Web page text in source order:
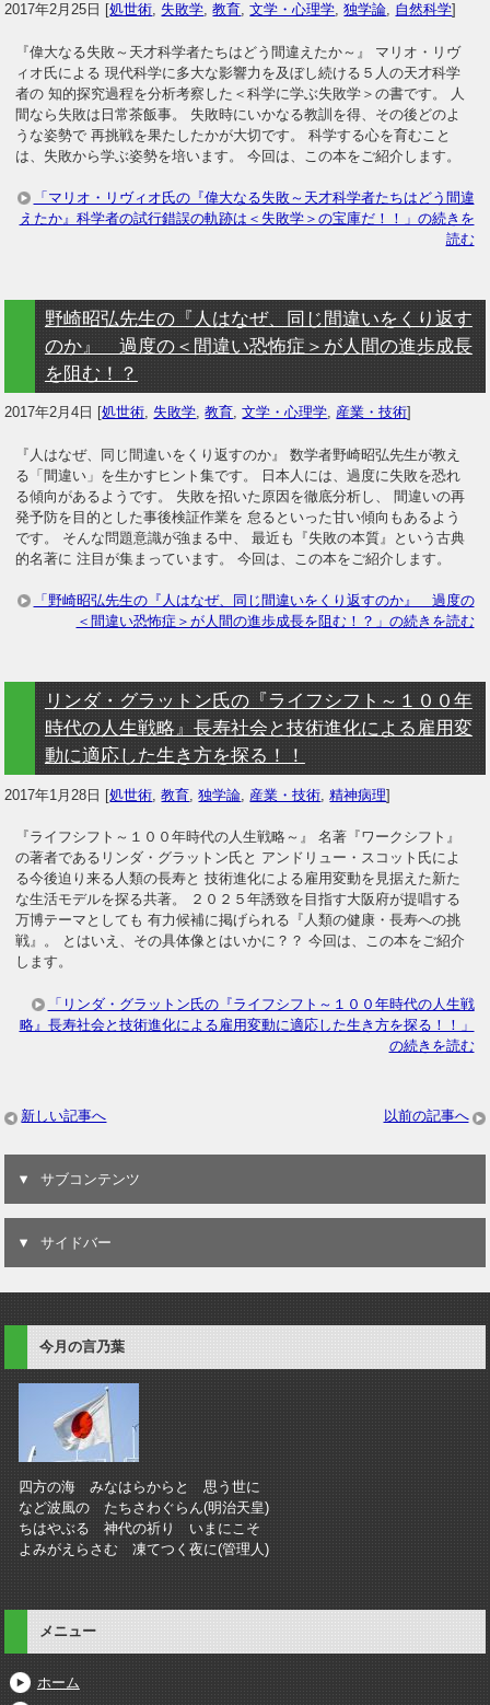
2017年2月25日 [処世術, 失敗学,教育,文学・心理学,独学論, 自然科学]
『偉大なる失敗～天才科学者たちはどう間違えたか～』 マリオ・リヴ
ィオ氏による 現代科学に多大な影響力を及ぼし続ける５人の天才科学
者の 知的探究過程を分析考察した＜科学に学ぶ失敗学＞の書です。 人
間なら失敗は日常茶飯事。 失敗時にいかなる教訓を得、その後どのよ
うな姿勢で 再挑戦を果たしたかが大切です。 科学する心を育むこと
は、失敗から学ぶ姿勢を培います。 今回は、この本をご紹介します。
「マリオ・リヴィオ氏の『偉大なる失敗～天才科学者たちはどう間違
えたか』科学者の試行錯誤の軌跡は＜失敗学＞の宝庫だ！！」の続きを
読む
野崎昭弘先生の『人はなぜ、同じ間違いをくり返す
のか』 過度の＜間違い恐怖症＞が人間の進歩成長
を阻む！？
2017年2月4日 [処世術, 失敗学,教育,文学・心理学, 産業・技術]
『人はなぜ、同じ間違いをくり返すのか』 数学者野崎昭弘先生が教え
る「間違い」を生かすヒント集です。 日本人には、過度に失敗を恐れ
る傾向があるようです。 失敗を招いた原因を徹底分析し、 間違いの再
発予防を目的とした事後検証作業を 怠るといった甘い傾向もあるよう
です。 そんな問題意識が強まる中、 最近も『失敗の本質』という古典
的名著に 注目が集まっています。 今回は、この本をご紹介します。
「野崎昭弘先生の『人はなぜ、同じ間違いをくり返すのか』 過度の
＜間違い恐怖症＞が人間の進歩成長を阻む！？」の続きを読む
リンダ・グラットン氏の『ライフシフト～１００年
時代の人生戦略』長寿社会と技術進化による雇用変
動に適応した生き方を探る！！
2017年1月28日 [処世術 ,教育 ,独学論 産業・技術 ,精神病理]
『ライフシフト～１００年時代の人生戦略～』 名著『ワークシフト』
の著者であるリンダ・グラットン氏と アンドリュー・スコット氏によ
る今後迫り来る人類の長寿と 技術進化による雇用変動を見据えた新た
な生活モデルを探る共著。 ２０２５年誘致を目指す大阪府が提唱する
万博テーマとしても 有力候補に掲げられる『人類の健康・長寿への挑
戦』。 とはいえ、その具体像とはいかに？？ 今回は、この本をご紹介
します。
「リンダ・グラットン氏の『ライフシフト～１００年時代の人生戦
略』長寿社会と技術進化による雇用変動に適応した生き方を探る！！」
の続きを読む
以前の記事へ
新しい記事へ
サブコンテンツ
サイドバー
今月の言乃葉
四方の海 みなはらからと 思う世に
など波風の たちさわぐらん(明治天皇)
ちはやぶる 神代の祈り いまにこそ
よみがえらさむ 凍てつく夜に(管理人)
メニュー
ホーム